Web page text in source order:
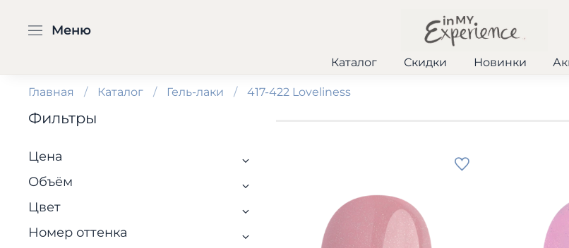
Меню
Каталог Скидки Новинки
Главная Каталог Гель-лаки 417-422 Loveliness
Фильтры
Цена
Объём
Цвет
Номер оттенка